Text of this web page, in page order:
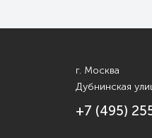
г. Москва
Дубнинская
+7 (495)